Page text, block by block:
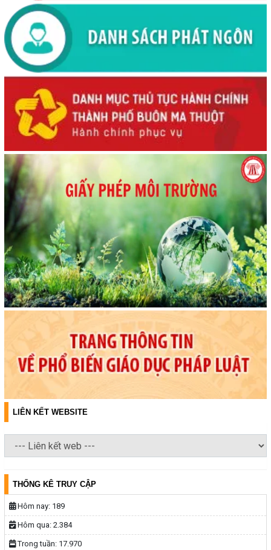
LIÊN KẾT WEBSITE
THỐNG KÊ TRUY CẬP
Hôm nay: 189
Hôm qua: 2.384
Trong tuần: 17.970